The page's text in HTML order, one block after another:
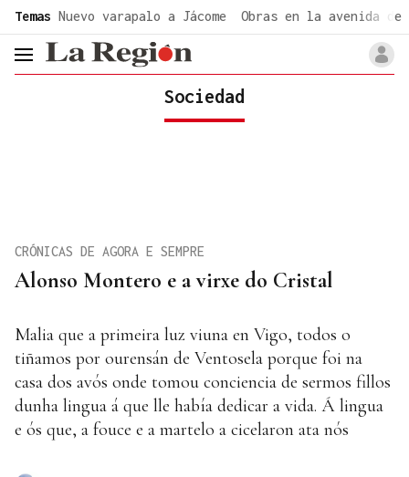
Temas Nuevo varapalo a Jácome Obras en la avenida de
header.menu.open
Sociedad
Alonso Montero e a virxe do Cristal
CRÓNICAS DE AGORA E SEMPRE
Malia que a primeira luz viuna en Vigo, todos o
tiñamos por ourensán de Ventosela porque foi na
casa dos avós onde tomou conciencia de sermos fillos
dunha lingua á que lle había dedicar a vida. Á lingua
e ós que, a fouce e a martelo a cicelaron ata nós